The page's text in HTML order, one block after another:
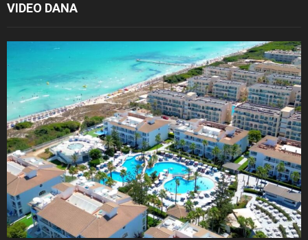
VIDEO DANA